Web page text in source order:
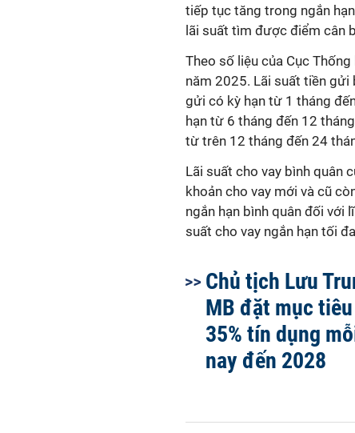
tiếp tục tăng trong ngắn
lãi suất tìm được điểm cân
Theo số liệu của Cục Thống
năm 2025. Lãi suất tiền gửi
gửi có kỳ hạn từ 1 tháng
hạn từ 6 tháng đến 12
từ trên 12 tháng đến 24
Lãi suất cho vay bình quân
khoản cho vay mới và cũ
ngắn hạn bình quân đối với
suất cho vay ngắn hạn tối
Chủ tịch Lưu
MB đặt mục
35% tín dụng
nay đến 2028